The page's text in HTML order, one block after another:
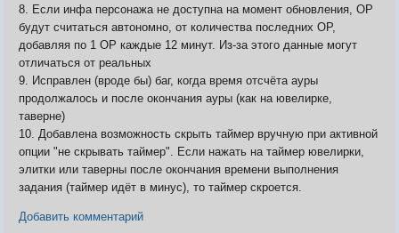
8. Если инфа персонажа не доступна на момент обновления, ОР
будут считаться автономно, от количества последних ОР,
добавляя по 1 ОР каждые 12 минут. Из-за этого данные могут
отличаться от реальных
9. Исправлен (вроде бы) баг, когда время отсчёта ауры
продолжалось и после окончания ауры (как на ювелирке,
таверне)
10. Добавлена возможность скрыть таймер вручную при активной
опции "не скрывать таймер". Если нажать на таймер ювелирки,
элитки или таверны после окончания времени выполнения
задания (таймер идёт в минус), то таймер скроется.
Добавить комментарий